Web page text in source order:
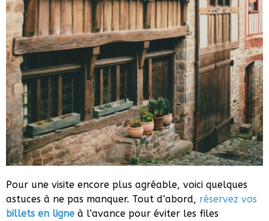
Pour une visite encore plus agréable, voici quelques
astuces à ne pas manquer. Tout d’abord, réservez vos
billets en ligne à l’avance pour éviter les files